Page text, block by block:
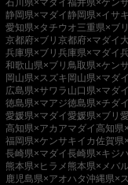
静岡県×マダイ静岡県×イサキ
愛知県×タチウオ三重県×ブリ
京都府×ブリ 京都府×マダイ
兵庫県×ブリ 兵庫県×マダイ
和歌山県×ブリ 鳥取県×ケン
岡山県×スズキ岡山県×マダイ
広島県×サワラ 山口県×マダイ
徳島県×マアジ徳島県×チダイ
愛媛県×マダイ愛媛県×ブリ
高知県×アカアマダイ高知県
福岡県×ケンサキイカ佐賀県
長崎県×マダイ長崎県×キジ
熊本県×ヒラメ 熊本県×メバ
鹿児島県×アオハタ沖縄県×